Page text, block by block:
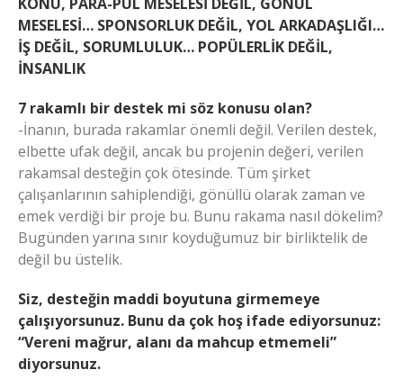
MESELESİ… SPONSORLUK DEĞİL, YOL ARKADAŞLIĞI…
İŞ DEĞİL, SORUMLULUK… POPÜLERLİK DEĞİL,
İNSANLIK
7 rakamlı bir destek mi söz konusu olan?
-İnanın, burada rakamlar önemli değil. Verilen destek,
elbette ufak değil, ancak bu projenin değeri, verilen
rakamsal desteğin çok ötesinde. Tüm şirket
çalışanlarının sahiplendiği, gönüllü olarak zaman ve
emek verdiği bir proje bu. Bunu rakama nasıl dökelim?
Bugünden yarına sınır koyduğumuz bir birliktelik de
değil bu üstelik.
Siz, desteğin maddi boyutuna girmemeye
çalışıyorsunuz. Bunu da çok hoş ifade ediyorsunuz:
“Vereni mağrur, alanı da mahcup etmemeli”
diyorsunuz.